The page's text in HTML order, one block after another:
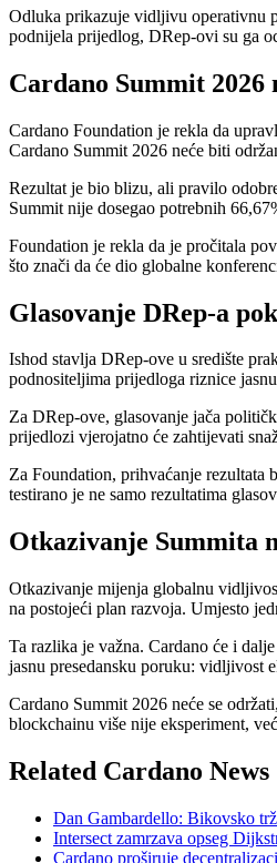
Odluka prikazuje vidljivu operativnu
podnijela prijedlog, DRep-ovi su ga
Cardano Summit 2026
Cardano Foundation je rekla da
Cardano Summit 2026 neće biti
Rezultat je bio blizu, ali pravilo
Summit nije dosegao potrebnih
Foundation je rekla da je pročitala
što znači da će dio globalne
Glasovanje DRep-a
Ishod stavlja DRep-ove u središte
podnositeljima prijedloga riznice
Za DRep-ove, glasovanje jača
prijedlozi vjerojatno će zahtijevati
Za Foundation, prihvaćanje rezultata
testirano je ne samo rezultatima
Otkazivanje Summita
Otkazivanje mijenja globalnu
na postojeći plan razvoja. Umjesto
Ta razlika je važna. Cardano će i
jasnu presedansku poruku: vidljivost
Cardano Summit 2026 neće se
blockchainu više nije eksperiment,
Related Cardano News
Dan Gambardello: Bikovsko
Intersect zamrzava opseg
Cardano proširuje